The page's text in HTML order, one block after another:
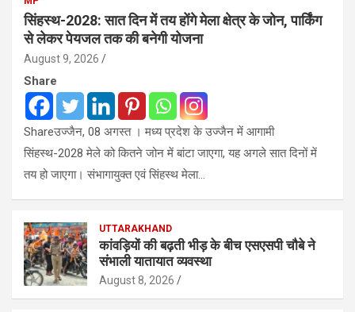
सिंहस्थ-2028: सात दिन में तय होंगे मेला क्षेत्र के जोन, पार्किंग
से लेकर पेयजल तक की बनेगी योजना
August 9, 2026
Share
Shareउज्जैन, 08 अगस्त । मध्य प्रदेश के उज्जैन में आगामी
सिंहस्थ-2028 मेले को कितने जोन में बांटा जाएगा, यह अगले सात दिनों में
तय हो जाएगा। संभागायुक्त एवं सिंहस्थ मेला…
UTTARAKHAND
कांवड़ियों की बढ़ती भीड़ के बीच एसएसपी चाैबे ने
संभाली यातायात व्यवस्था
August 8, 2026